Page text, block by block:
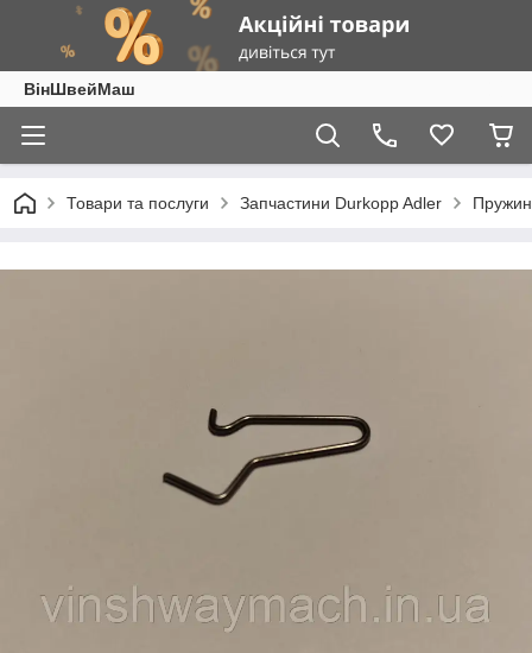
ВінШвейМаш
Товари та послуги Запчастини Durkopp Adler